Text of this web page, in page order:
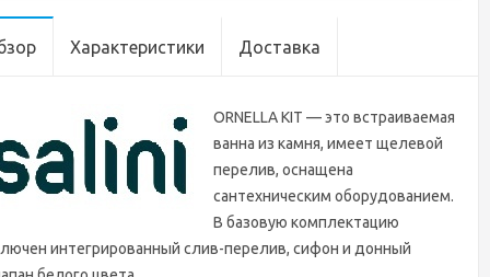
Характеристики Доставка
ORNELLA KIT — это встраиваемая
ванна из камня, имеет щелевой
перелив, оснащена
сантехническим оборудованием.
В базовую комплектацию
интегрированный слив-перелив, сифон и донный